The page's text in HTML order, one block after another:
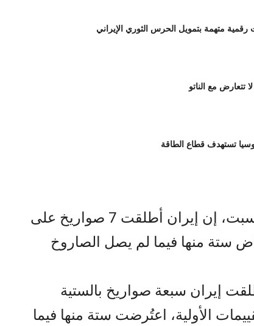
متهمة بتمويل الحرس الثوري الإيراني
تتعارض مع الناتو
تستهدف قطاع الطاقة
صراحة نيوز- قال الجيش الأميركي، السبت، إن إيران أطلقت 7 صواريخ على
ستة منها فيما لم يصل الصاروخ
إيران سبعة صواريخ بالستية
الأولية، اعتُرضت ستة منها فيما